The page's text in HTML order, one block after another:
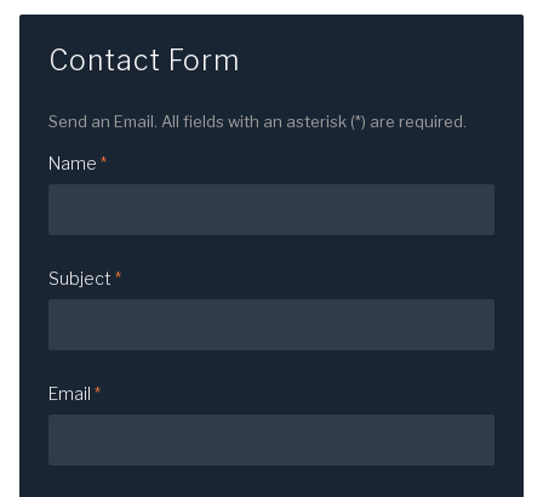
Contact Form
Send an Email. All fields with an asterisk (*) are required.
Name *
Subject *
Email *